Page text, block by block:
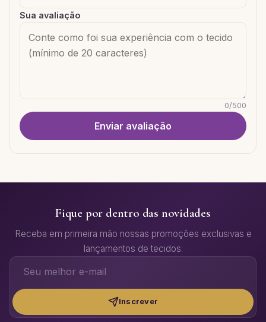
Sua avaliação
0/500
Enviar avaliação
Fique por dentro das novidades
Receba em primeira mão nossas promoções exclusivas e
lançamentos de tecidos.
Inscrever